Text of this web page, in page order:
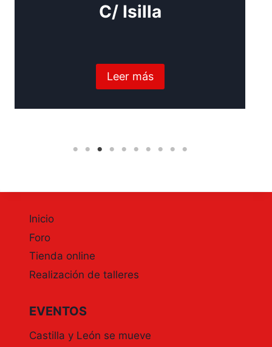
C/ Isilla
Leer más
Inicio
Foro
Tienda online
Realización de talleres
EVENTOS
Castilla y León se mueve